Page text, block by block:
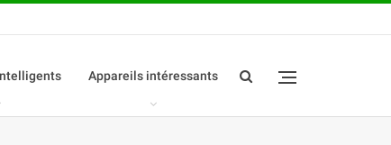
Appareils intéressants